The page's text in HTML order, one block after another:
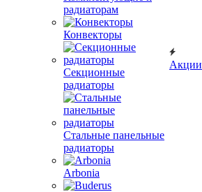
радиаторам
Конвекторы
Секционные
радиаторы
Стальные панельные
радиаторы
Arbonia
Акции